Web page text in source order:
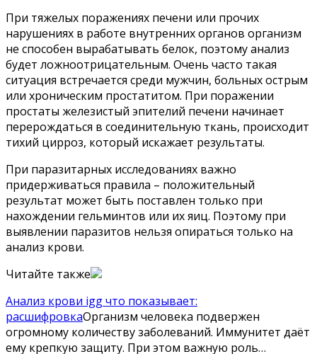
При тяжелых поражениях печени или прочих
нарушениях в работе внутренних органов организм
не способен вырабатывать белок, поэтому анализ
будет ложноотрицательным. Очень часто такая
ситуация встречается среди мужчин, больных острым
или хроническим простатитом. При поражении
простаты железистый эпителий печени начинает
перерождаться в соединительную ткань, происходит
тихий цирроз, который искажает результаты.
При паразитарных исследованиях важно
придерживаться правила – положительный
результат может быть поставлен только при
нахождении гельминтов или их яиц. Поэтому при
выявлении паразитов нельзя опираться только на
анализ крови.
Читайте также
Анализ крови igg что показывает:
расшифровкаОрганизм человека подвержен
огромному количеству заболеваний. Иммунитет даёт
ему крепкую защиту. При этом важную роль…